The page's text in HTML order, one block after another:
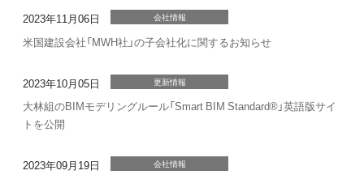
2023年11月06日 会社情報
米国建設会社「MWH社」の子会社化に関するお知らせ
2023年10月05日 更新情報
大林組のBIMモデリングルール「Smart BIM Standard®」英語版サイ
トを公開
2023年09月19日 会社情報